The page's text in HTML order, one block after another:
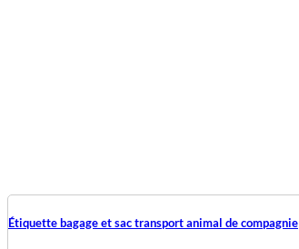
Étiquette bagage et sac transport animal de compagnie